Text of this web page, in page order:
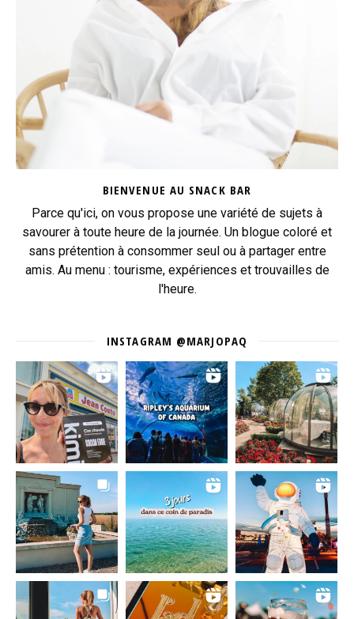
BIENVENUE AU SNACK BAR
Parce qu'ici, on vous propose une variété de sujets à
savourer à toute heure de la journée. Un blogue coloré et
sans prétention à consommer seul ou à partager entre
amis. Au menu : tourisme, expériences et trouvailles de
l'heure.
INSTAGRAM @MARJOPAQ